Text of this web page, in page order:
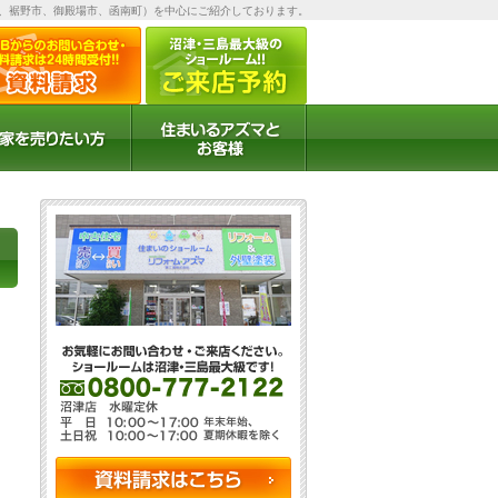
野市、御殿場市、函南町）を中心にご紹介しております。
お客様の声
お客様インタビュー